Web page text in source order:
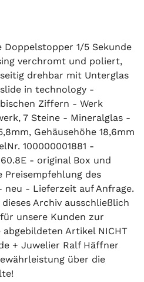
1/5 Sekunde
verchromt und poliert,
drehbar mit Unterglas
in technology -
Ziffern - Werk
7 Steine - Mineralglas -
Gehäusehöhe 18,6mm
100000001881 -
- original Box und
Preisempfehlung des
- Lieferzeit auf Anfrage.
Archiv ausschließlich
unsere Kunden zur
Artikel NICHT
+ Juwelier Ralf Häffner
über die